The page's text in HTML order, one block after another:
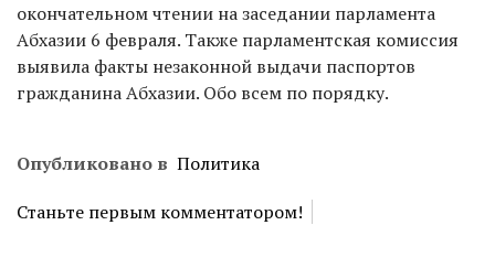
окончательном чтении на заседании парламента
Абхазии 6 февраля. Также парламентская комиссия
выявила факты незаконной выдачи паспортов
гражданина Абхазии. Обо всем по порядку.
Опубликовано в Политика
Станьте первым комментатором!